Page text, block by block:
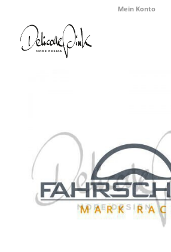
Mein Konto